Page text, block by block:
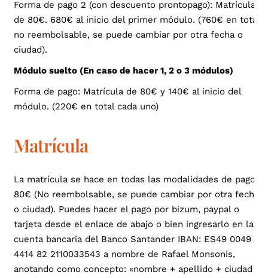
Forma de pago 2 (con descuento prontopago): Matrícula
de 80€. 680€ al inicio del primer módulo. (760€ en total
no reembolsable, se puede cambiar por otra fecha o
ciudad).
Módulo suelto (En caso de hacer 1, 2 o 3 módulos)
Forma de pago: Matrícula de 80€ y 140€ al inicio del
módulo. (220€ en total cada uno)
Matrícula
La matrícula se hace en todas las modalidades de pago:
80€ (No reembolsable, se puede cambiar por otra fecha
o ciudad). Puedes hacer el pago por bizum, paypal o
tarjeta desde el enlace de abajo o bien ingresarlo en la
cuenta bancaria del Banco Santander IBAN: ES49 0049
4414 82 2110033543 a nombre de Rafael Monsonis,
anotando como concepto: «nombre + apellido + ciudad